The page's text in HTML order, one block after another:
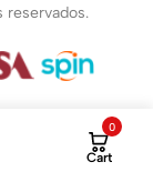
reservados.
0
Cart